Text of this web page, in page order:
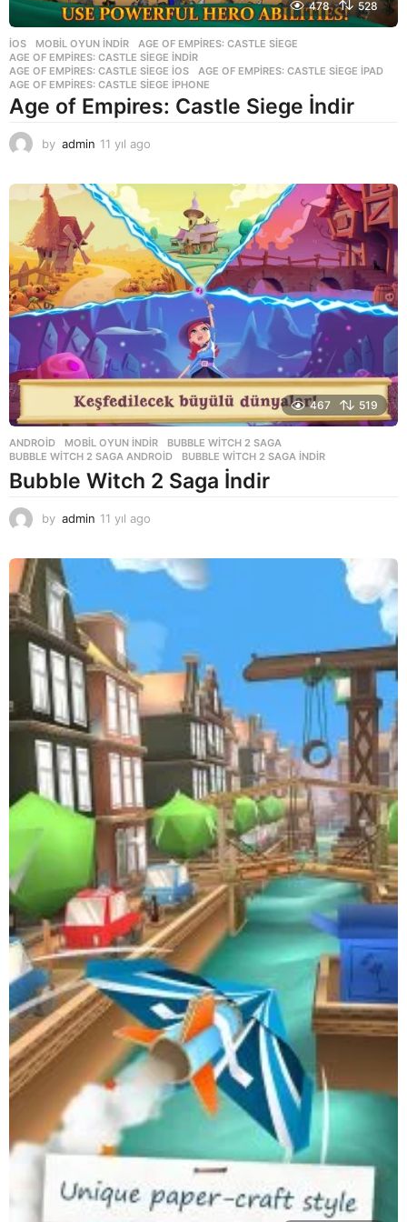
478 528
İOS ,MOBIL OYUN INDIR AGE OF EMPIRES: CASTLE SIEGE
AGE OF EMPIRES: CASTLE SIEGE INDIR
AGE OF EMPIRES: CASTLE SIEGE IOS
,AGE OF EMPIRES: CASTLE SIEGE IPAD
AGE OF EMPIRES: CASTLE SIEGE IPHONE
Age of Empires: Castle Siege İndir
by admin 11 yıl ago
a
g
o
467 519
ANDROID ,MOBIL OYUN INDIR BUBBLE WITCH 2 SAGA
BUBBLE WITCH 2 SAGA ANDROID
,BUBBLE WITCH 2 SAGA INDIR
Bubble Witch 2 Saga İndir
by admin 11 yıl ago
ı
g